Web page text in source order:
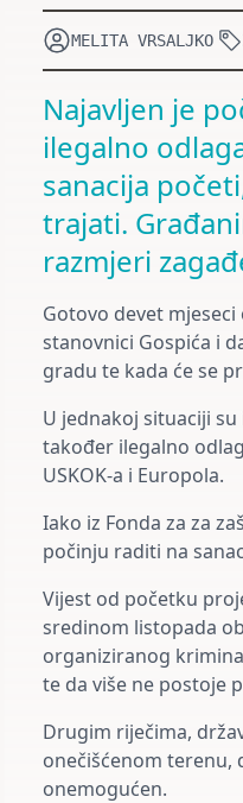
MELITA VRSALJKO
Najavljen je
ilegalno
sanacija
trajati.
razmjeri
Gotovo devet
stanovnici Gospića i
gradu te kada će se
U jednakoj situaciji
također ilegalno
USKOK-a i Europola.
Iako iz Fonda za za
počinju raditi na
Vijest od početku
sredinom listopada
organiziranog
te da više ne postoje
Drugim riječima,
onečišćenom terenu,
onemogućen.